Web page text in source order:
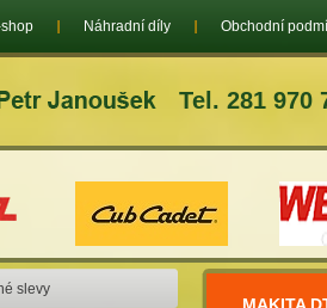
Tel. 281 970
shop Náhradní díly Obchodní
slevy